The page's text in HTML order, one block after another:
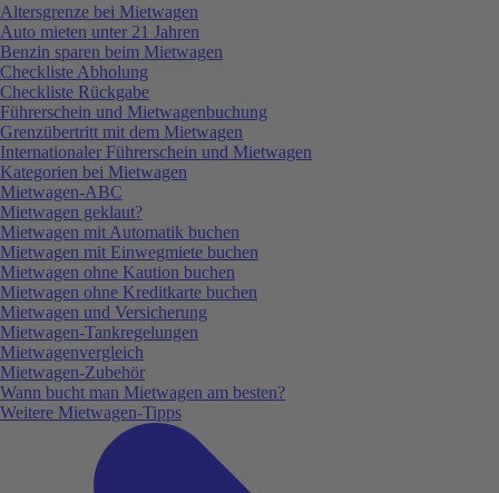
Altersgrenze bei Mietwagen
Auto mieten unter 21 Jahren
Benzin sparen beim Mietwagen
Checkliste Abholung
Checkliste Rückgabe
Führerschein und Mietwagenbuchung
Grenzübertritt mit dem Mietwagen
Internationaler Führerschein und Mietwagen
Kategorien bei Mietwagen
Mietwagen-ABC
Mietwagen geklaut?
Mietwagen mit Automatik buchen
Mietwagen mit Einwegmiete buchen
Mietwagen ohne Kaution buchen
Mietwagen ohne Kreditkarte buchen
Mietwagen und Versicherung
Mietwagen-Tankregelungen
Mietwagenvergleich
Mietwagen-Zubehör
Wann bucht man Mietwagen am besten?
Weitere Mietwagen-Tipps